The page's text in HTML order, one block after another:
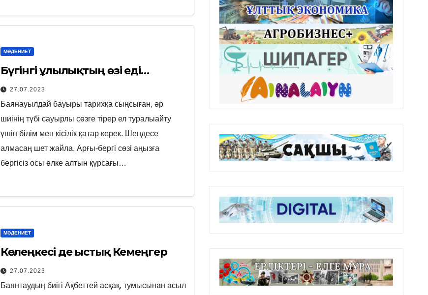
МӘДЕНИЕТ
Бүгінгі ұлылықтың өзі еді…
27.07.2023
Баянауылдай бауыры тарихқа сыңсыған, әр
шиінің түбі сауырлы сөзге тірер ел туралыайту
үшін білім мен кісілік қатар керек. Шендесе
алмасаң шет жайла. Арғы-бергі сөзі аңызға
бергісіз осы өлке алтын құрсағы…
МӘДЕНИЕТ
Көлеңкесі де ыстық Кемеңгер
27.07.2023
Баянтаудың биігі Ақбеттей асқақ, тумысынан асыл